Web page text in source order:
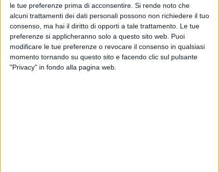
le tue preferenze prima di acconsentire. Si rende noto che
alcuni trattamenti dei dati personali possono non richiedere il tuo
consenso, ma hai il diritto di opporti a tale trattamento. Le tue
preferenze si applicheranno solo a questo sito web. Puoi
modificare le tue preferenze o revocare il consenso in qualsiasi
momento tornando su questo sito e facendo clic sul pulsante
"Privacy" in fondo alla pagina web.